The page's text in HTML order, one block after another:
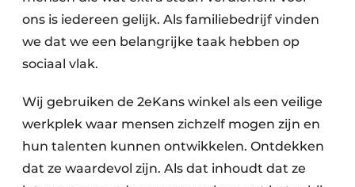
ons is iedereen gelijk. Als familiebedrijf vinden
we dat we een belangrijke taak hebben op
sociaal vlak.
Wij gebruiken de 2eKans winkel als een veilige
werkplek waar mensen zichzelf mogen zijn en
hun talenten kunnen ontwikkelen. Ontdekken
dat ze waardevol zijn. Als dat inhoudt dat ze